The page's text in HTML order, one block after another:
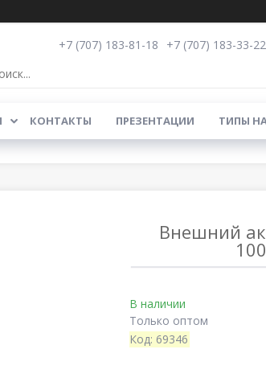
+7 (707) 183-81-18
+7 (707) 183-33-22
КОНТАКТЫ ПРЕЗЕНТАЦИИ ТИПЫ
Внешний
В наличии
Только оптом
Код: 69346